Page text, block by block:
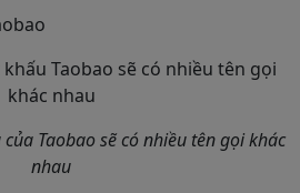
Taobao sẽ có nhiều tên gọi khác
nhau